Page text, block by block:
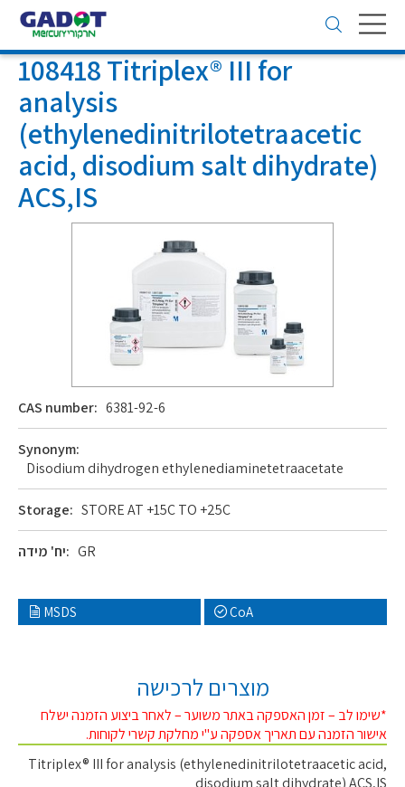
Toggle
navigation
108418 Titriplex® III for
analysis
(ethylenedinitrilotetraacetic
acid, disodium salt dihydrate)
ACS,IS
CAS number: 6381-92-6
Synonym:
Disodium dihydrogen ethylenediaminetetraacetate
Storage: STORE AT +15C TO +25C
יח' מידה: GR
MSDS CoA
מוצרים לרכישה
*שימו לב – זמן האספקה באתר משוער – לאחר ביצוע הזמנה ישלח
אישור הזמנה עם תאריך אספקה ע"י מחלקת קשרי לקוחות.
Titriplex® III for analysis (ethylenedinitrilotetraacetic acid,
disodium salt dihydrate) ACS,IS